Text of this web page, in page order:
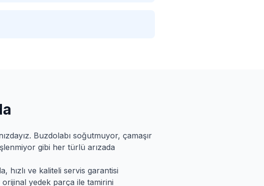
Buzdolabı soğutmuyor, çamaşır
gibi her türlü arızada
hızlı ve kaliteli servis garantisi
orijinal yedek parça ile tamirini